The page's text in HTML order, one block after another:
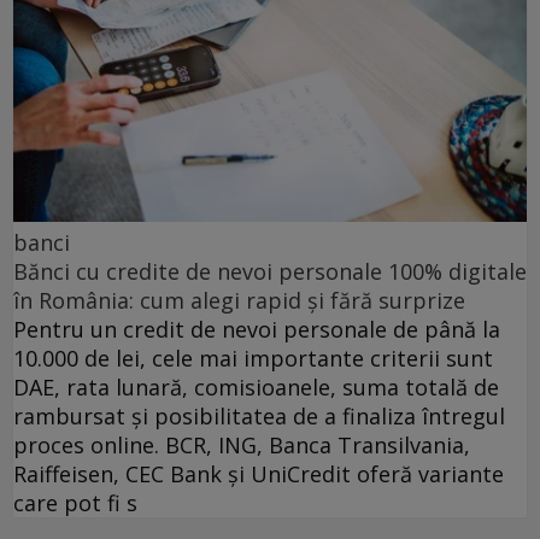
banci
Bănci cu credite de nevoi personale 100% digitale
în România: cum alegi rapid și fără surprize
Pentru un credit de nevoi personale de până la
10.000 de lei, cele mai importante criterii sunt
DAE, rata lunară, comisioanele, suma totală de
rambursat și posibilitatea de a finaliza întregul
proces online. BCR, ING, Banca Transilvania,
Raiffeisen, CEC Bank și UniCredit oferă variante
care pot fi s